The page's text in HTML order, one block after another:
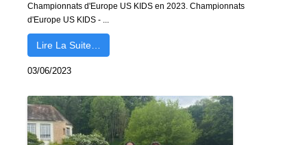
Championnats d'Europe US KIDS en 2023. Championnats
d'Europe US KIDS - ...
Lire La Suite…
03/06/2023